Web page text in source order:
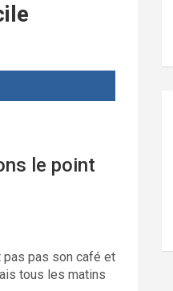
le point
pas pas son café et
tous les matins